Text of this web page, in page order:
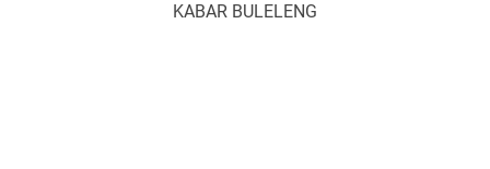
KABAR BULELENG